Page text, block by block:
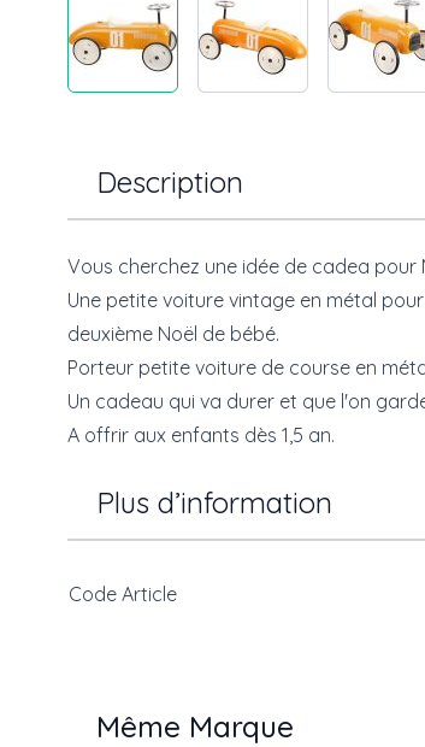
Description
Vous cherchez une idée de cadea
Une petite voiture vintage en métal
deuxième Noël de bébé.
Porteur petite voiture de course en
Un cadeau qui va durer et que l'on
A offrir aux enfants dès 1,5 an.
Plus d’information
Code Article
Même Marque